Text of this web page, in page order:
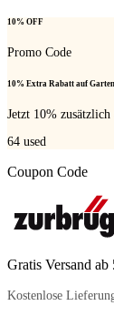
10% OFF
Promo Code
10% Extra Rabatt auf
Jetzt 10%
64 used
Coupon Code
Gratis Versand
Kostenlose